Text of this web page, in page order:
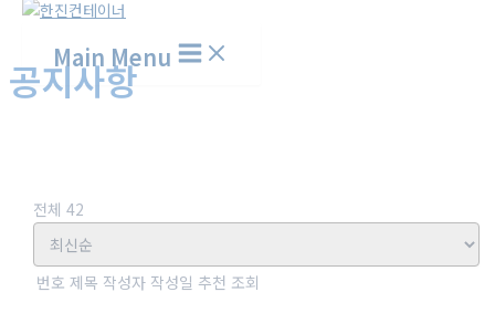
Main Menu
공지사항
전체 42
번호 제목 작성자 작성일 추천 조회